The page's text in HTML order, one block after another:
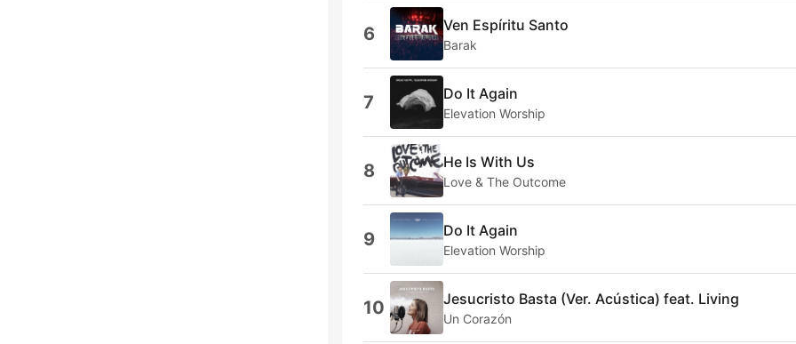
6 Ven Espíritu Santo
Barak
7 Do It Again
Elevation Worship
8 He Is With Us
Love & The Outcome
9 Do It Again
Elevation Worship
10 Jesucristo Basta (Ver. Acústica) feat. Living
Un Corazón